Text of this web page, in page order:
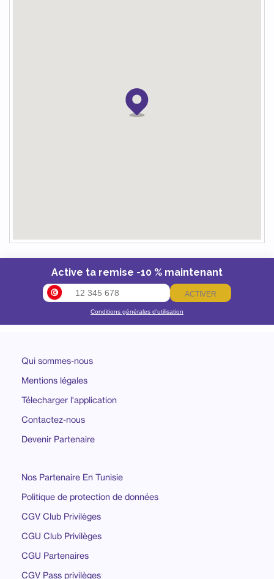
Active ta remise -10 % maintenant
ACTIVER
Conditions générales d’utilisation
Qui sommes-nous
Mentions légales
Télecharger l'application
Contactez-nous
Devenir Partenaire
Nos Partenaire En Tunisie
Politique de protection de données
CGV Club Privilèges
CGU Club Privilèges
CGU Partenaires
CGV Pass privilèges